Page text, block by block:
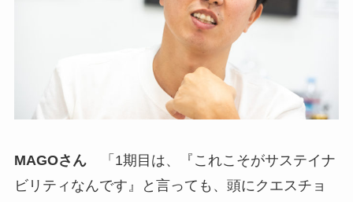
MAGOさん「1期目は、『これこそがサステイナ
ビリティなんです』と言っても、頭にクエスチョ